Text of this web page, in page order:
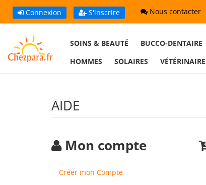
Connexion S'inscrire Nous contacter
SOINS & BEAUTÉ BUCCO-DENTAIRE
HOMMES
SOLAIRES VÉTÉRINAIRE
AIDE
Mon compte
Créer mon Compte